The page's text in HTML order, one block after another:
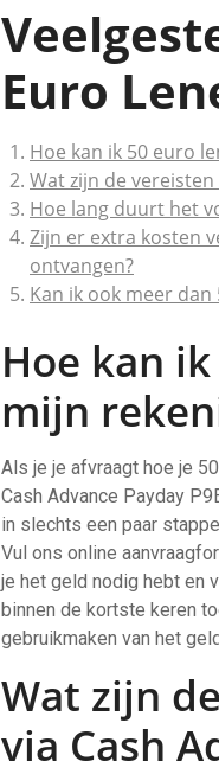
Euro
Hoe kan ik 50 euro
Wat zijn de vereisten
Hoe lang duurt het
Zijn er extra kosten
ontvangen?
Kan ik ook meer dan
Hoe kan
mijn
Als je je afvraagt hoe je
Cash Advance Payday
in slechts een paar
Vul ons online
je het geld nodig hebt en
binnen de kortste keren
gebruikmaken van het
Wat zijn
via Cash